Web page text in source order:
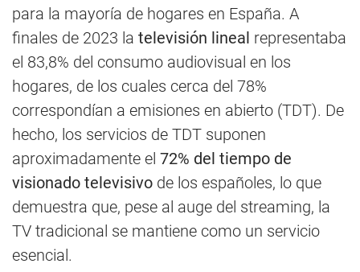
para la mayoría de hogares en España. A
finales de 2023 la televisión lineal representaba
el 83,8% del consumo audiovisual en los
hogares, de los cuales cerca del 78%
correspondían a emisiones en abierto (TDT). De
hecho, los servicios de TDT suponen
aproximadamente el 72% del tiempo de
visionado televisivo de los españoles, lo que
demuestra que, pese al auge del streaming, la
TV tradicional se mantiene como un servicio
esencial.